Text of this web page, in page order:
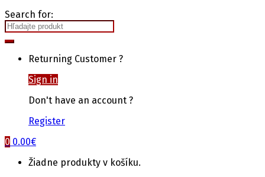
Search for:
Returning Customer ?
Sign in
Don't have an account ?
Register
0 0.00€
Žiadne produkty v košíku.